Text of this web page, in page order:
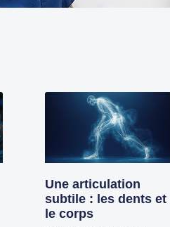
Une articulation
subtile : les dents et
le corps